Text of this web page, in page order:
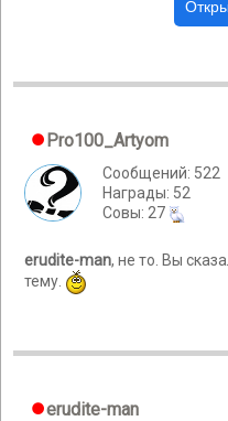
Pro100_Artyom
Сообщений: 522
Награды: 52
Cовы: 27
erudite-man, не то. Вы
тему.
erudite-man